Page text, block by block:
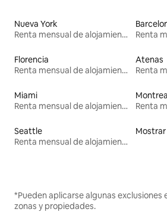
Nueva York
Renta mensual de alojamientos
Florencia
Renta mensual de alojamientos
Atenas
Miami
Renta mensual de alojamientos
Seattle
Renta mensual de alojamientos
*Pueden aplicarse algunas exclusiones
zonas y propiedades.